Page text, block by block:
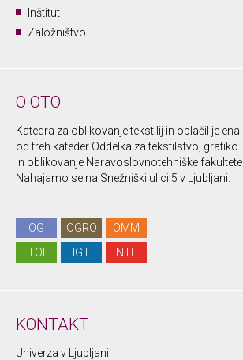
Inštitut
Založništvo
O OTO
Katedra za oblikovanje tekstilij in oblačil je ena
od treh kateder Oddelka za tekstilstvo, grafiko
in oblikovanje Naravoslovnotehniške fakultete.
Nahajamo se na Snežniški ulici 5 v Ljubljani.
OG OGRO
OMM
TOI
IGT NTF
KONTAKT
Univerza v Ljubljani